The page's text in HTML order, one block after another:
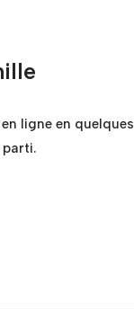
ligne en quelques
parti.